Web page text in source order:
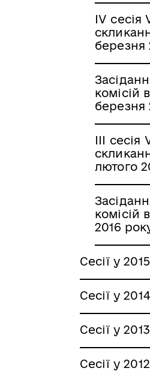
IV сесія
березня
комісій
березня
ІІІ сесія
лютого
комісій
2016
Сесії у
Сесії у
Сесії у
Сесії у